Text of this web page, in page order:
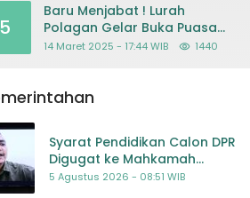
Baru Menjabat ! Lurah
Polagan Gelar Buka Puasa
Bersama
14 Maret 2025 - 17:44 WIB 1440
Syarat Pendidikan Calon DPR
Digugat ke Mahkamah
Konstitusi
5 Agustus 2026 - 08:51 WIB